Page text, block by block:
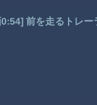
前を走るトレ